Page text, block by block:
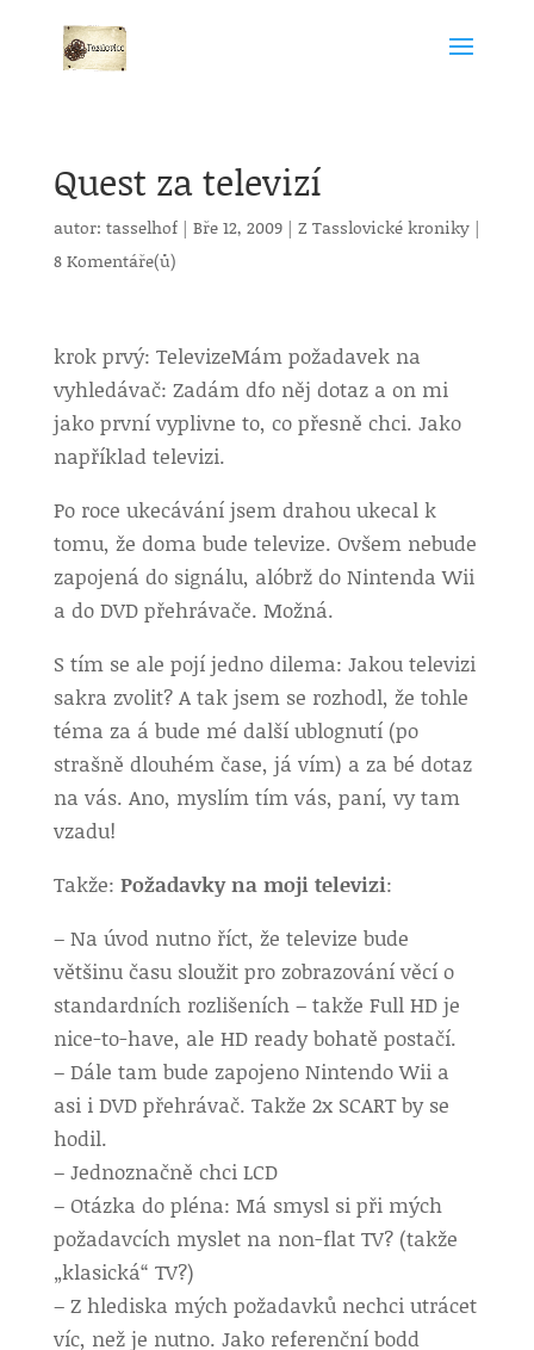
Quest za televizí
autor: tasselhof| Bře 12, 2009| Z Tasslovické kroniky|
8 Komentáře(ů)
krok prvý: TelevizeMám požadavek na
vyhledávač: Zadám dfo něj dotaz a on mi
jako první vyplivne to, co přesně chci. Jako
například televizi.
Po roce ukecávání jsem drahou ukecal k
tomu, že doma bude televize. Ovšem nebude
zapojená do signálu, alóbrž do Nintenda Wii
a do DVD přehrávače. Možná.
S tím se ale pojí jedno dilema: Jakou televizi
sakra zvolit? A tak jsem se rozhodl, že tohle
téma za á bude mé další ublognutí (po
strašně dlouhém čase, já vím) a za bé dotaz
na vás. Ano, myslím tím vás, paní, vy tam
vzadu!
Takže: Požadavky na moji televizi:
– Na úvod nutno říct, že televize bude
většinu času sloužit pro zobrazování věcí o
standardních rozlišeních – takže Full HD je
nice-to-have, ale HD ready bohatě postačí.
– Dále tam bude zapojeno Nintendo Wii a
asi i DVD přehrávač. Takže 2x SCART by se
hodil.
– Jednoznačně chci LCD
– Otázka do pléna: Má smysl si při mých
požadavcích myslet na non-flat TV? (takže
„klasická“ TV?)
– Z hlediska mých požadavků nechci utrácet
víc, než je nutno. Jako referenční bodd